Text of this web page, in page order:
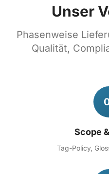
Unser
Phasenweise
Qualität,
Scope
Tag-Policy,